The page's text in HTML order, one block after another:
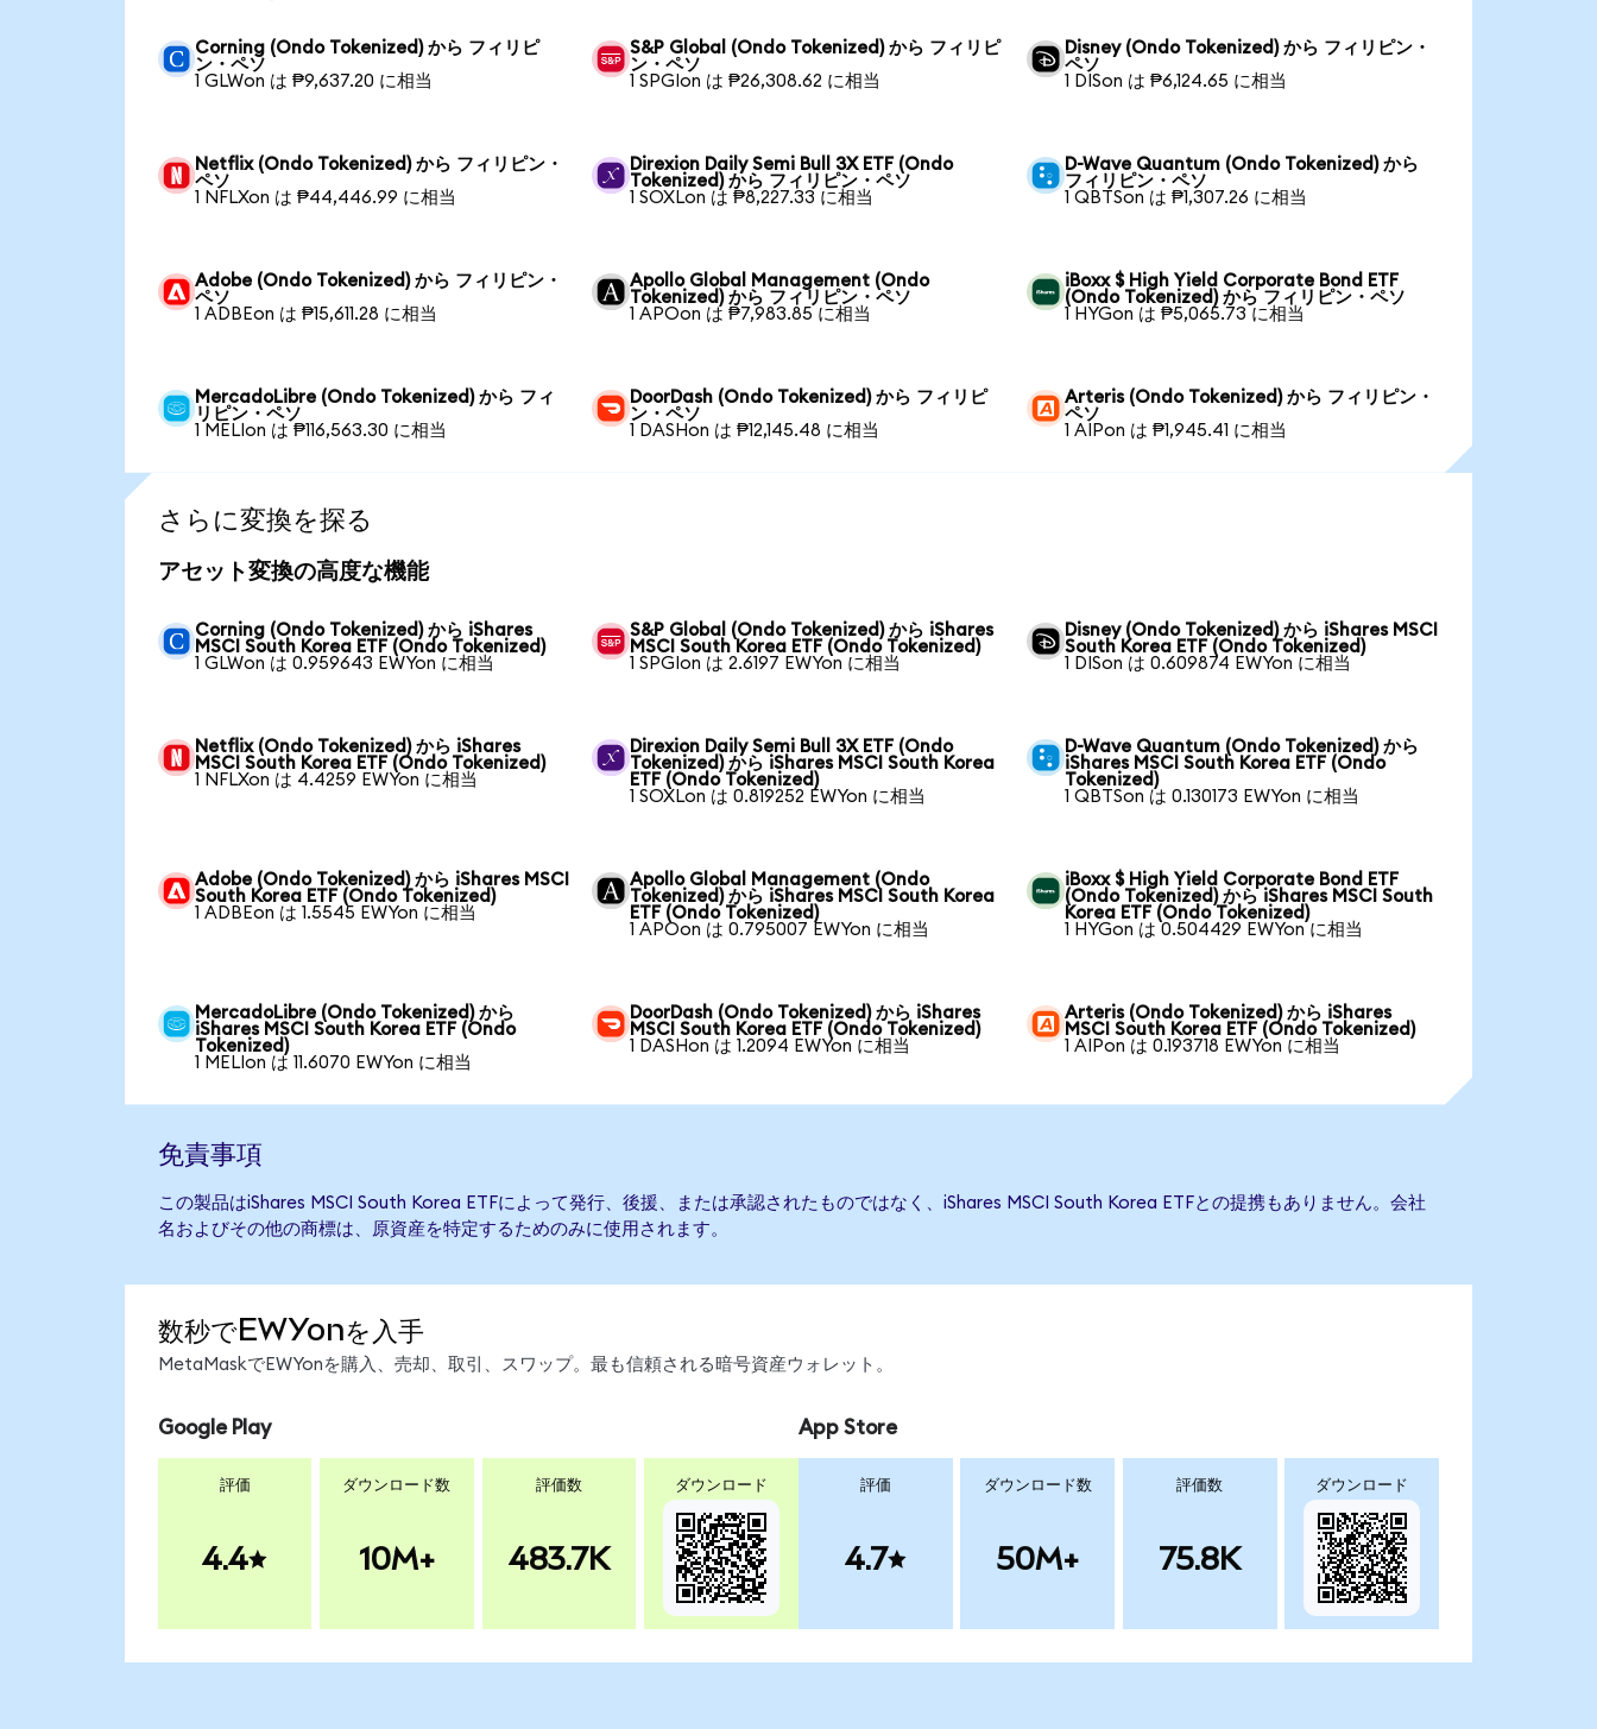
Corning (Ondo Tokenized) から フィリピ
ン・ペソ
1 GLWon は ₱9,637.20 に相当
S&P Global (Ondo Tokenized) から フィリピ
ン・ペソ
1 SPGIon は ₱26,308.62 に相当
Disney (Ondo Tokenized) から フィリピン・
ペソ
1 DISon は ₱6,124.65 に相当
Netflix (Ondo Tokenized) から フィリピン・
ペソ
1 NFLXon は ₱44,446.99 に相当
Direxion Daily Semi Bull 3X ETF (Ondo
Tokenized) から フィリピン・ペソ
1 SOXLon は ₱8,227.33 に相当
D-Wave Quantum (Ondo Tokenized) から
フィリピン・ペソ
1 QBTSon は ₱1,307.26 に相当
Adobe (Ondo Tokenized) から フィリピン・
ペソ
1 ADBEon は ₱15,611.28 に相当
Apollo Global Management (Ondo
Tokenized) から フィリピン・ペソ
1 APOon は ₱7,983.85 に相当
iBoxx $ High Yield Corporate Bond ETF
(Ondo Tokenized) から フィリピン・ペソ
1 HYGon は ₱5,065.73 に相当
MercadoLibre (Ondo Tokenized) から フィ
リピン・ペソ
1 MELIon は ₱116,563.30 に相当
DoorDash (Ondo Tokenized) から フィリピ
ン・ペソ
1 DASHon は ₱12,145.48 に相当
Arteris (Ondo Tokenized) から フィリピン・
ペソ
1 AIPon は ₱1,945.41 に相当
さらに変換を探る
アセット変換の高度な機能
Corning (Ondo Tokenized) から iShares
MSCI South Korea ETF (Ondo Tokenized)
1 GLWon は 0.959643 EWYon に相当
S&P Global (Ondo Tokenized) から iShares
MSCI South Korea ETF (Ondo Tokenized)
1 SPGIon は 2.6197 EWYon に相当
Disney (Ondo Tokenized) から iShares MSCI
South Korea ETF (Ondo Tokenized)
1 DISon は 0.609874 EWYon に相当
Netflix (Ondo Tokenized) から iShares
MSCI South Korea ETF (Ondo Tokenized)
1 NFLXon は 4.4259 EWYon に相当
Direxion Daily Semi Bull 3X ETF (Ondo
Tokenized) から iShares MSCI South Korea
ETF (Ondo Tokenized)
1 SOXLon は 0.819252 EWYon に相当
D-Wave Quantum (Ondo Tokenized) から
iShares MSCI South Korea ETF (Ondo
Tokenized)
1 QBTSon は 0.130173 EWYon に相当
Adobe (Ondo Tokenized) から iShares MSCI
South Korea ETF (Ondo Tokenized)
1 ADBEon は 1.5545 EWYon に相当
Apollo Global Management (Ondo
Tokenized) から iShares MSCI South Korea
ETF (Ondo Tokenized)
1 APOon は 0.795007 EWYon に相当
iBoxx $ High Yield Corporate Bond ETF
(Ondo Tokenized) から iShares MSCI South
Korea ETF (Ondo Tokenized)
1 HYGon は 0.504429 EWYon に相当
MercadoLibre (Ondo Tokenized) から
iShares MSCI South Korea ETF (Ondo
Tokenized)
1 MELIon は 11.6070 EWYon に相当
DoorDash (Ondo Tokenized) から iShares
MSCI South Korea ETF (Ondo Tokenized)
1 DASHon は 1.2094 EWYon に相当
Arteris (Ondo Tokenized) から iShares
MSCI South Korea ETF (Ondo Tokenized)
1 AIPon は 0.193718 EWYon に相当
免責事項
この製品はiShares MSCI South Korea ETFによって発行、後援、または承認されたものではなく、iShares MSCI South Korea ETFとの提携もありません。会社
名およびその他の商標は、原資産を特定するためのみに使用されます。
数秒でEWYonを入手
MetaMaskでEWYonを購入、売却、取引、スワップ。最も信頼される暗号資産ウォレット。
Google Play
評価
4.4
ダウンロード数
10M+
評価数
483.7K
ダウンロード
App Store
評価
4.7
ダウンロード数
50M+
評価数
75.8K
ダウンロード